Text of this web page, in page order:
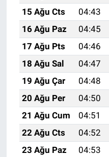
15 Ağu Cts
04:43
16 Ağu Paz
04:45
17 Ağu Pts
04:46
18 Ağu Sal
04:47
19 Ağu Çar
04:48
20 Ağu Per
04:50
21 Ağu Cum
04:51
22 Ağu Cts
04:52
23 Ağu Paz
04:53